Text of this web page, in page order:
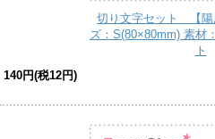
切り文字セット 【陽
ズ：S(80×80mm) 素材
ト
140円(税12円)